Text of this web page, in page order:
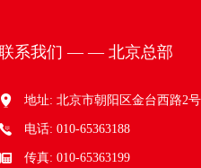
系我们 — — 北京总部
地址: 北京市朝阳区金台西路2
电话: 010-65363188
传真: 010-65363199